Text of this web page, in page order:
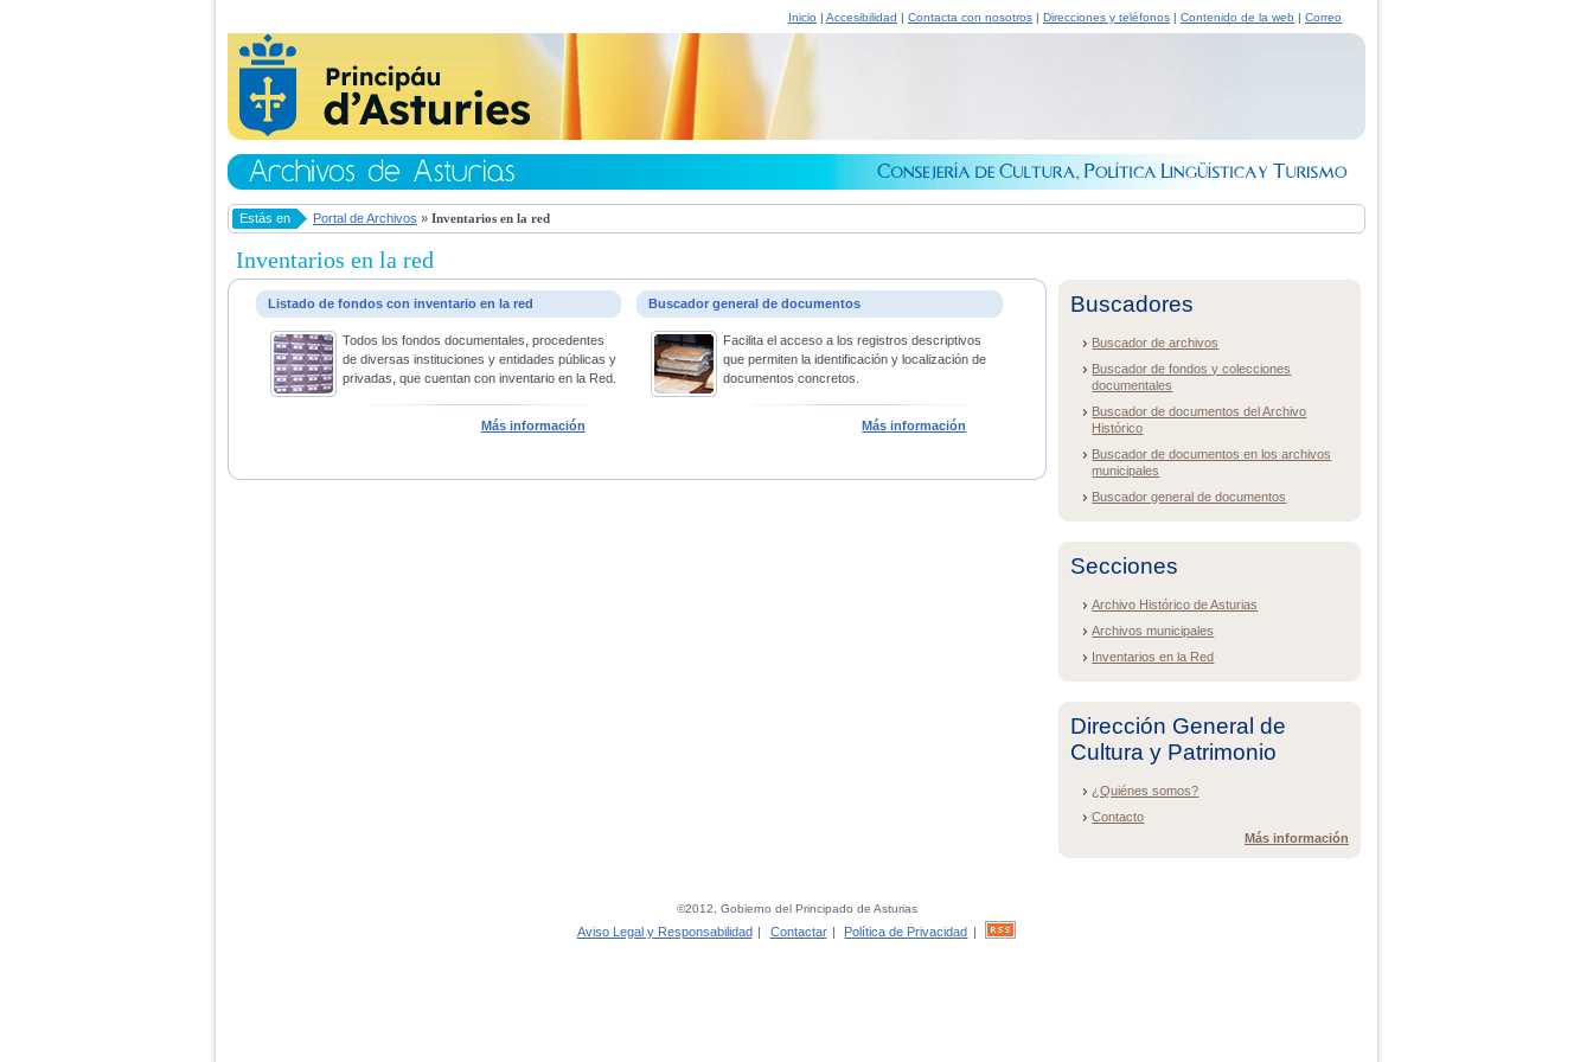
Inicio | Accesibilidad | Contacta con nosotros | Direcciones y teléfonos | Contenido de la web | Correo
Estás en Portal de Archivos » Inventarios en la red
Inventarios en la red
Listado de fondos con inventario en la red
Todos los fondos documentales, procedentes
de diversas instituciones y entidades públicas y
privadas, que cuentan con inventario en la Red.
Más información
Buscador general de documentos
Facilita el acceso a los registros descriptivos
que permiten la identificación y localización de
documentos concretos.
Más información
Buscadores
Buscador de archivos
Buscador de fondos y colecciones
documentales
Buscador de documentos del Archivo
Histórico
Buscador de documentos en los archivos
municipales
Buscador general de documentos
Secciones
Archivo Histórico de Asturias
Archivos municipales
Inventarios en la Red
Dirección General de
Cultura y Patrimonio
¿Quiénes somos?
Contacto
Más información
©2012, Gobierno del Principado de Asturias
Aviso Legal y Responsabilidad | Contactar | Política de Privacidad |